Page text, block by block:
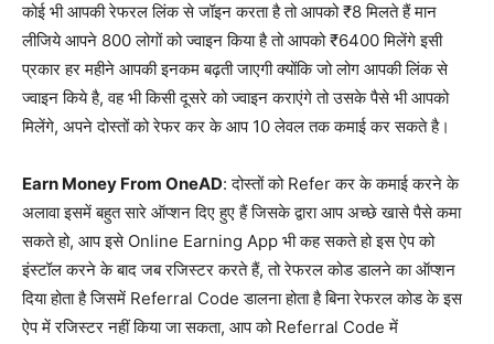
कोई भी आपकी रेफरल लिंक से जॉइन करता है तो आपको ₹8 मिलते हैं मान
लीजिये आपने 800 लोगों को ज्वाइन किया है तो आपको ₹6400 मिलेंगे इसी
प्रकार हर महीने आपकी इनकम बढ़ती जाएगी क्योंकि जो लोग आपकी लिंक से
ज्वाइन किये है, वह भी किसी दूसरे को ज्वाइन कराएंगे तो उसके पैसे भी आपको
मिलेंगे, अपने दोस्तों को रेफर कर के आप 10 लेवल तक कमाई कर सकते है।
Earn Money From OneAD: दोस्तों को Refer कर के कमाई करने के
अलावा इसमें बहुत सारे ऑप्शन दिए हुए हैं जिसके द्वारा आप अच्छे खासे पैसे कमा
सकते हो, आप इसे Online Earning App भी कह सकते हो इस ऐप को
इंस्टॉल करने के बाद जब रजिस्टर करते हैं, तो रेफरल कोड डालने का ऑप्शन
दिया होता है जिसमें Referral Code डालना होता है बिना रेफरल कोड के इस
ऐप में रजिस्टर नहीं किया जा सकता, आप को Referral Code में